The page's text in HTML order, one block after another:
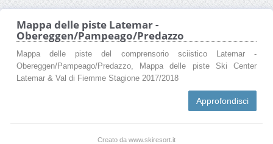
Mappa delle piste Latemar -
Obereggen/Pampeago/Predazzo
Mappa delle piste del comprensorio sciistico Latemar -
Obereggen/Pampeago/Predazzo, Mappa delle piste Ski Center
Latemar & Val di Fiemme Stagione 2017/2018
Approfondisci
Creato da www.skiresort.it